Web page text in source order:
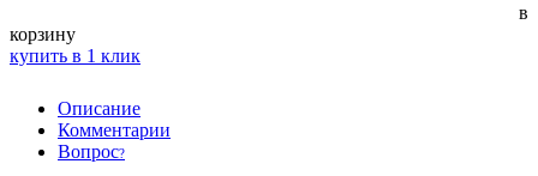
в
корзину
купить в 1 клик
Описание
Комментарии
Вопрос?